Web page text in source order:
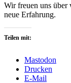
Wir freuen uns über
neue Erfahrung.
Teilen mit:
Mastodon
Drucken
E-Mail